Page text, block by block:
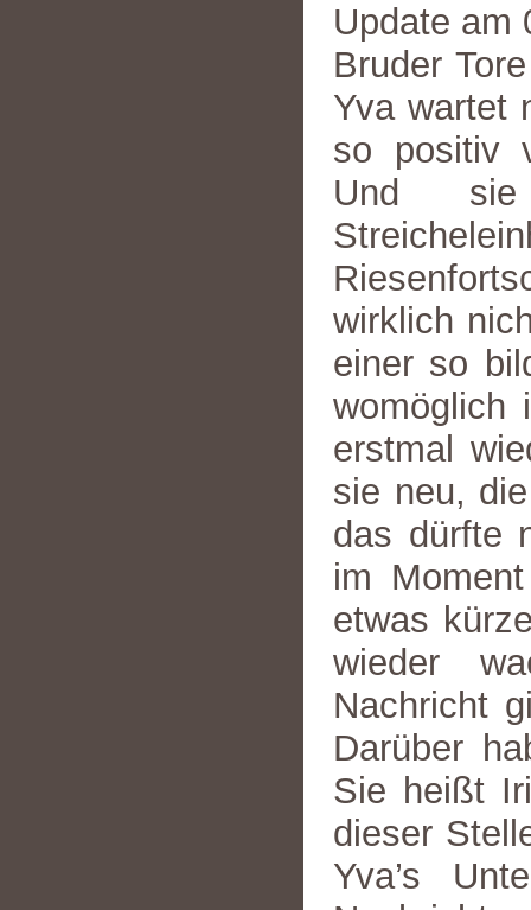
Update am
Bruder
Yva wartet
so positiv
Und sie
wirklich
einer so
womöglich
erstmal
sie neu,
das dürfte
im
etwas
wieder
Nachricht
Darüber
Sie heißt
dieser
Yva’s